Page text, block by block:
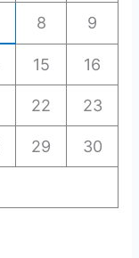
8 9
15 16
22 23
29 30